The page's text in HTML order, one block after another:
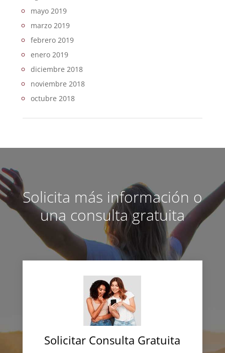
mayo 2019
marzo 2019
febrero 2019
enero 2019
diciembre 2018
noviembre 2018
octubre 2018
Solicita más información o
una consulta gratuita
Solicitar Consulta Gratuita